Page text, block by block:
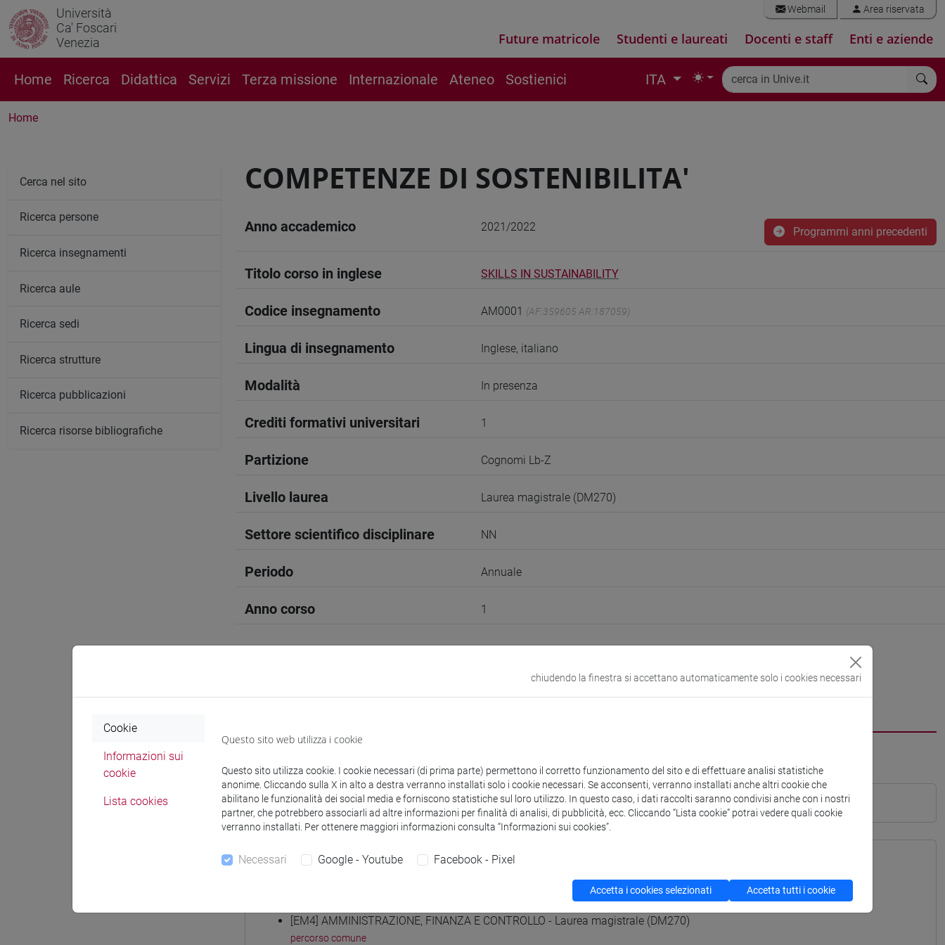
Università
Ca' Foscari
Venezia
Webmail Area riservata
Future matricole Studenti e laureati Docenti e staff Enti e aziende
Home Ricerca Didattica Servizi Terza missione Internazionale Ateneo Sostienici ITA
Home
COMPETENZE DI SOSTENIBILITA'
Anno accademico 2021/2022 Programmi anni precedenti
Titolo corso in inglese SKILLS IN SUSTAINABILITY
Codice insegnamento AM0001 (AF:359605 AR:187059)
Lingua di insegnamento Inglese, italiano
Modalità In presenza
Crediti formativi universitari 1
Partizione Cognomi Lb-Z
Livello laurea Laurea magistrale (DM270)
Settore scientifico disciplinare NN
Periodo Annuale
Anno corso 1
STOCCHETTI Andrea- 1h Lezione
Corsi di studio e percorsi
[EM4] AMMINISTRAZIONE, FINANZA E CONTROLLO - Laurea magistrale (DM270)
percorso comune
Cerca nel sito
Ricerca persone
Ricerca insegnamenti
Ricerca aule
Ricerca sedi
Ricerca strutture
Ricerca pubblicazioni
Ricerca risorse bibliografiche
chiudendo la finestra si accettano automaticamente solo i cookies necessari
Cookie
Informazioni sui
cookie
Lista cookies
Questo sito web utilizza i cookie
Questo sito utilizza cookie. I cookie necessari (di prima parte) permettono il corretto funzionamento del sito e di effettuare analisi statistiche
anonime. Cliccando sulla X in alto a destra verranno installati solo i cookie necessari. Se acconsenti, verranno installati anche altri cookie che
abilitano le funzionalità dei social media e forniscono statistiche sul loro utilizzo. In questo caso, i dati raccolti saranno condivisi anche con i nostri
partner, che potrebbero associarli ad altre informazioni per finalità di analisi, di pubblicità, ecc. Cliccando “Lista cookie” potrai vedere quali cookie
verranno installati. Per ottenere maggiori informazioni consulta “Informazioni sui cookies”.
Necessari Google - Youtube Facebook - Pixel
Accetta i cookies selezionati Accetta tutti i cookie